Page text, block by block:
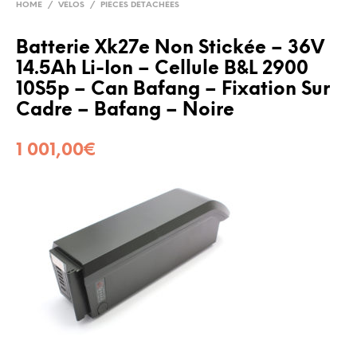
HOME / VÉLOS / PIÈCES DÉTACHÉES
Batterie Xk27e Non Stickée – 36V
14.5Ah Li-Ion – Cellule B&L 2900
10S5p – Can Bafang – Fixation Sur
Cadre – Bafang – Noire
1 001,00€